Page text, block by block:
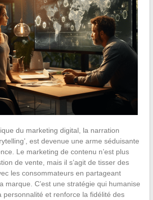
du marketing digital, la narration
est devenue une arme séduisante
Le marketing de contenu n’est plus
de vente, mais il s’agit de tisser des
les consommateurs en partageant
marque. C’est une stratégie qui humanise
personnalité et renforce la fidélité des